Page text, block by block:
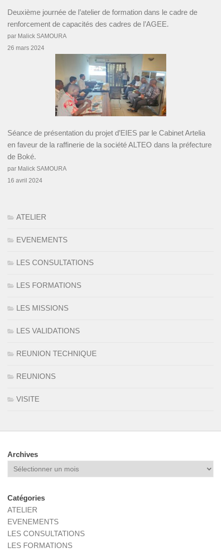
Deuxième journée de l’atelier de formation dans le cadre de
renforcement de capacités des cadres de l’AGEE.
par Malick SAMOURA
26 mars 2024
Séance de présentation du projet d’EIES par le Cabinet Artelia
en faveur de la raffinerie de la société ALTEO dans la préfecture
de Boké.
par Malick SAMOURA
16 avril 2024
ATELIER
EVENEMENTS
LES CONSULTATIONS
LES FORMATIONS
LES MISSIONS
LES VALIDATIONS
REUNION TECHNIQUE
REUNIONS
VISITE
Archives
Archives
Catégories
ATELIER
EVENEMENTS
LES CONSULTATIONS
LES FORMATIONS